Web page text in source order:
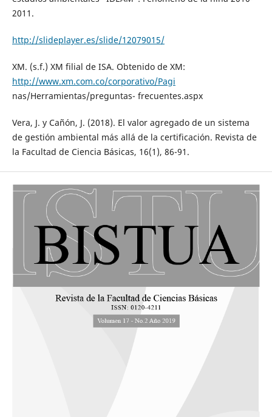
2011.
http://slideplayer.es/slide/12079015/
XM. (s.f.) XM filial de ISA. Obtenido de XM:
http://www.xm.com.co/corporativo/Pagi
nas/Herramientas/preguntas- frecuentes.aspx
Vera, J. y Cañón, J. (2018). El valor agregado de un sistema
de gestión ambiental más allá de la certificación. Revista de
la Facultad de Ciencia Básicas, 16(1), 86-91.